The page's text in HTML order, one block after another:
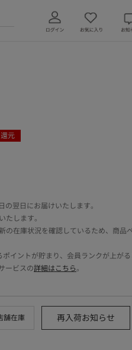
元
翌日にお届けいたします。
たします。
在庫状況を確認しているため、商品
イントが貯まり、会員ランクが上が
ービスの詳細はこちら。
舗在庫 再入荷お知らせ